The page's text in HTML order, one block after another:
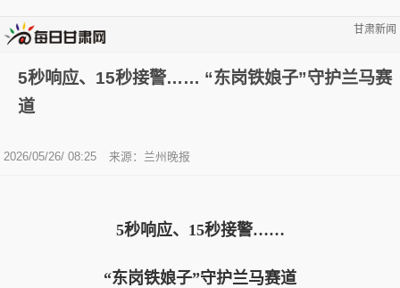
甘肃新闻
5秒响应、15秒接警…… “东岗铁娘子”守护兰马赛
道
2026/05/26/ 08:25 来源：兰州晚报
5秒响应、15秒接警……
“东岗铁娘子”守护兰马赛道